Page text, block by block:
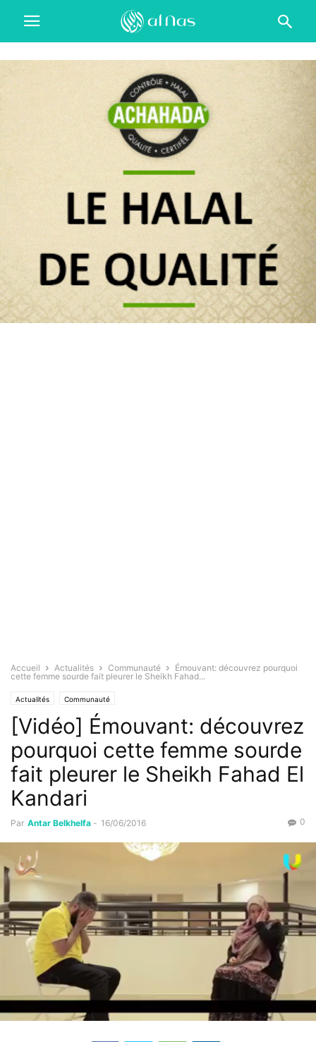
Accueil Actualités Communauté
Émouvant: découvrez pourquoi
cette femme sourde fait pleurer le Sheikh Fahad...
Actualités Communauté
[Vidéo] Émouvant: découvrez
pourquoi cette femme sourde
fait pleurer le Sheikh Fahad El
Kandari
Par Antar Belkhelfa - 16/06/2016 0